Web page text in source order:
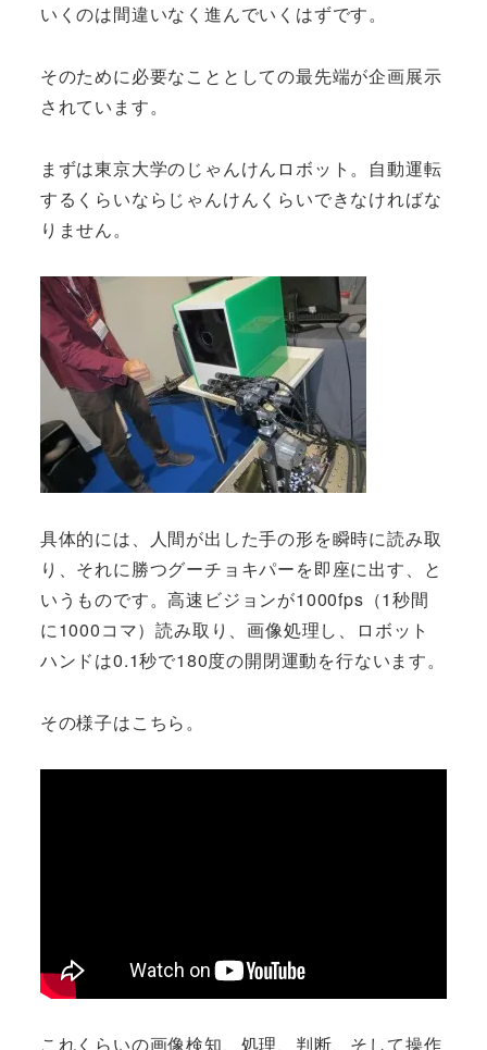
いくのは間違いなく進んでいくはずです。
そのために必要なこととしての最先端が企画展示
されています。
まずは東京大学のじゃんけんロボット。自動運転
するくらいならじゃんけんくらいできなければな
りません。
具体的には、人間が出した手の形を瞬時に読み取
り、それに勝つグーチョキパーを即座に出す、と
いうものです。高速ビジョンが1000fps（1秒間
に1000コマ）読み取り、画像処理し、ロボット
ハンドは0.1秒で180度の開閉運動を行ないます。
その様子はこちら。
これくらいの画像検知、処理、判断、そして操作